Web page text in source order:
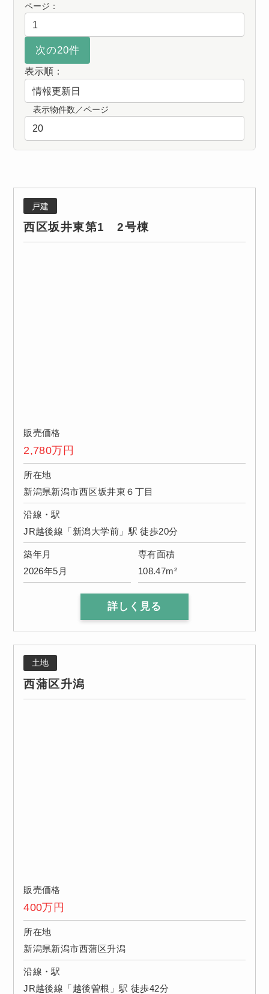
ページ：
表示順：
表示物件数／ページ
戸建
西区坂井東第1 2号棟
販売価格
2,780万円
所在地
新潟県新潟市西区坂井東６丁目
沿線・駅
JR越後線「新潟大学前」駅 徒歩20分
築年月
2026年5月
専有面積
108.47m²
詳しく見る
土地
西蒲区升潟
販売価格
400万円
所在地
新潟県新潟市西蒲区升潟
沿線・駅
JR越後線「越後曽根」駅 徒歩42分